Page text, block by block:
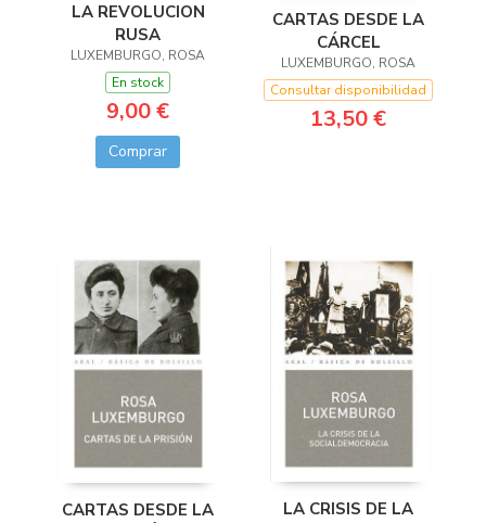
LA REVOLUCION
RUSA
LUXEMBURGO, ROSA
En stock
9,00 €
Comprar
CARTAS DESDE LA
CÁRCEL
LUXEMBURGO, ROSA
Consultar disponibilidad
13,50 €
CARTAS DESDE LA
LA CRISIS DE LA